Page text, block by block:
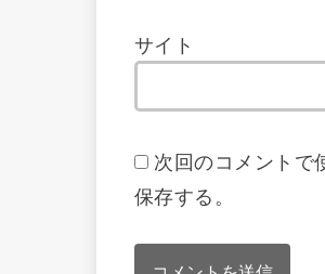
サイト
次回のコメントで
保存する。